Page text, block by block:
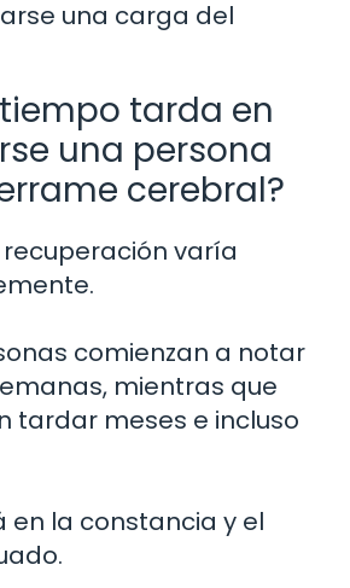
una carga del
tarda en
una persona
cerebral?
varía
comienzan a notar
mientras que
tardar meses e incluso
en la constancia y el